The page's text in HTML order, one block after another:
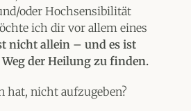
oder Hochsensibilität
ich dir vor allem eines
nicht allein – und es ist
der Heilung zu finden.
hat, nicht aufzugeben?